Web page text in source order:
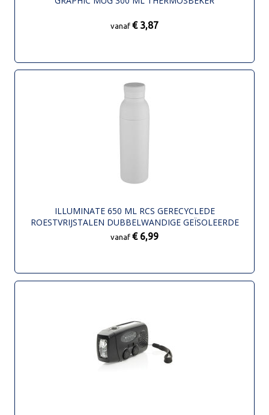
vanaf € 3,87
ILLUMINATE 650 ML RCS GERECYCLEDE
ROESTVRIJSTALEN DUBBELWANDIGE GEÏSOLEERDE
WATERFLES
vanaf € 6,99